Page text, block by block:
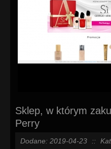
Sklep, w którym
Perry
Dodane: 2019-04-23 ::